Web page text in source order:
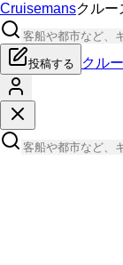
Cruisemansクルー
投稿する クル